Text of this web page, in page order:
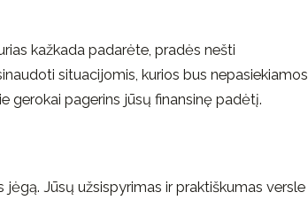
kažkada padarėte, pradės nešti
situacijomis, kurios bus nepasiekiamos
gerokai pagerins jūsų finansinę padėtį.
Jūsų užsispyrimas ir praktiškumas versle